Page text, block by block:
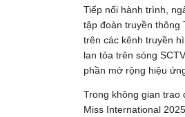
Tiếp nối hành trình,
tập đoàn truyền thông
trên các kênh truyền
lan tỏa trên sóng
phần mở rộng hiệu
Trong không gian trao
Miss International